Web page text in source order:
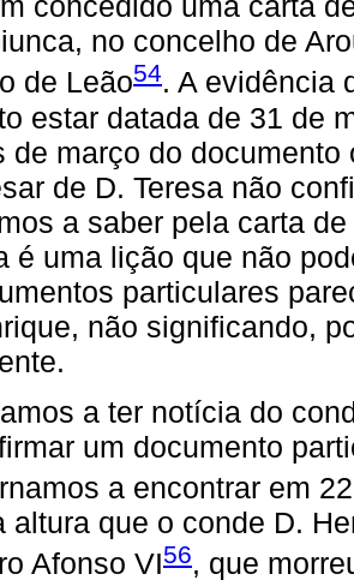
no concelho de
de Leão54. A evidência
estar datada de 31 de
de março do
de D. Teresa não
a saber pela carta
é uma lição que não
particulares
não significando,
a ter notícia do
um documento
a encontrar em
altura que o conde D.
Afonso VI56, que